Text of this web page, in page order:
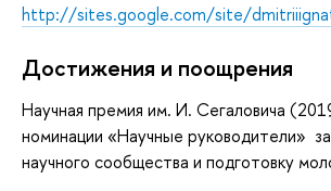
http://sites.google.com/site/
Достижения и поощрения
Научная премия им. И. Сегаловича
номинации «Научные руководители» за
научного сообщества и подготовку